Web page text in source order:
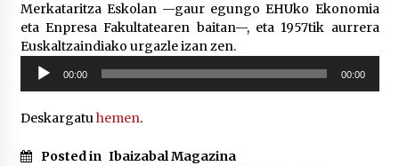
2026/07/03
MUSIBLA #297: Bide, Boards Of Canada, Somak,
Tiga, Twisted Teens, Underscores, Habia
2026/07/02
Merkataritza Eskolan —gaur egungo EHUko Ekonomia
eta Enpresa Fakultatearen baitan—, eta 1957tik aurrera
Euskaltzaindiako urgazle izan zen.
Soinu
erreproduzigailua
00:00 00:00
Deskargatuhemen.
Posted in Ibaizabal Magazina